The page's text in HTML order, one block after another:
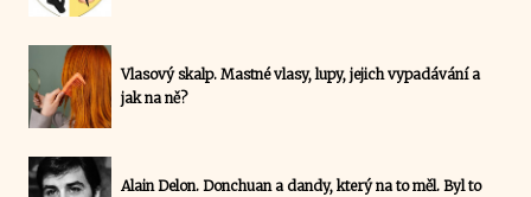
Vlasový skalp. Mastné vlasy, lupy, jejich vypadávání a
jak na ně?
Alain Delon. Donchuan a dandy, který na to měl. Byl to